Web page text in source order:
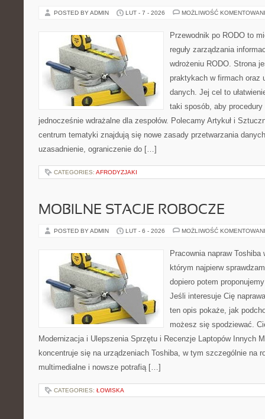
POSTED BY ADMIN LUT - 7 - 2026 MOŻLIWOŚĆ
Przewodnik po RODO to
reguły zarządzania
wdrożeniu RODO. Strona
praktykach w firmach oraz
danych. Jej cel to
taki sposób, aby procedury
jednocześnie wdrażalne dla zespołów. Polecamy Artykuł i
centrum tematyki znajdują się nowe zasady przetwarzania
uzasadnienie, ograniczenie do […]
CATEGORIES: AFRODYZJAKI
MOBILNE STACJE ROBOCZE
POSTED BY ADMIN LUT - 6 - 2026 MOŻLIWOŚĆ
Pracownia napraw
którym najpierw
dopiero potem
Jeśli interesuje Cię
ten opis pokaże, jak
możesz się spodziewać.
Modernizacja i Ulepszenia Sprzętu i Recenzje Laptopów Innych
koncentruje się na urządzeniach Toshiba, w tym szczególnie na
multimedialne i nowsze potrafią […]
CATEGORIES: ŁOWISKA